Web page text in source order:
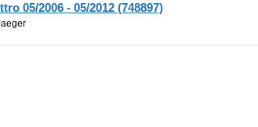
05/2006 - 05/2012 (748897)